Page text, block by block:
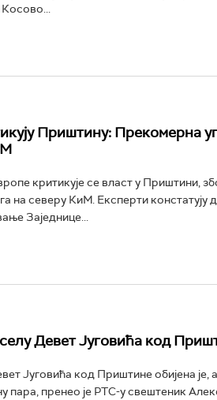
Приштину: Прекомерна
критикује се власт у Приштини,
на северу КиМ. Експерти констатују
Заједнице...
Девет Југовића код
Југовића код Приштине обијена је,
пара, пренео је РТС-у свештеник